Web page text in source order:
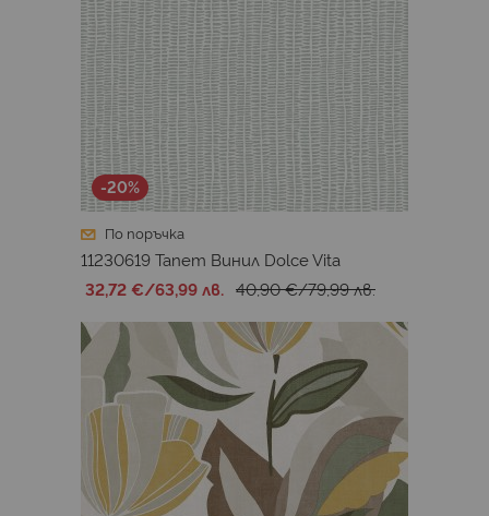
-20%
По поръчка
11230619 Тапет Винил Dolce Vita
32,72 €/63,99 лв. 40,90 €/79,99 лв.